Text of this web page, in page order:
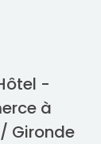
-
à
Gironde